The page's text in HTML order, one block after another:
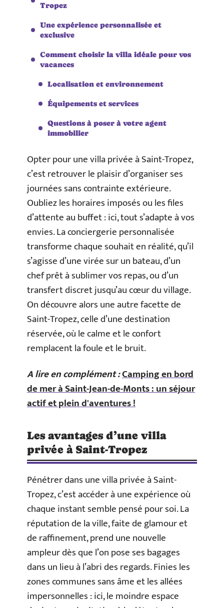
Tropez
Une expérience personnalisée et
exclusive
Comment choisir la villa idéale pour vos
vacances
Localisation et environnement
Équipements et services
Questions à poser à votre agent
immobilier
Opter pour une villa privée à Saint-Tropez,
c’est retrouver le plaisir d’organiser ses
journées sans contrainte extérieure.
Oubliez les horaires imposés ou les files
d’attente au buffet : ici, tout s’adapte à vos
envies. La conciergerie personnalisée
transforme chaque souhait en réalité, qu’il
s’agisse d’une virée sur un bateau, d’un
chef prêt à sublimer vos repas, ou d’un
transfert discret jusqu’au cœur du village.
On découvre alors une autre facette de
Saint-Tropez, celle d’une destination
réservée, où le calme et le confort
remplacent la foule et le bruit.
A lire en complément :Camping en bord
de mer à Saint-Jean-de-Monts : un séjour
actif et plein d'aventures !
Les avantages d’une villa
privée à Saint-Tropez
Pénétrer dans une villa privée à Saint-
Tropez, c’est accéder à une expérience où
chaque instant semble pensé pour soi. La
réputation de la ville, faite de glamour et
de raffinement, prend une nouvelle
ampleur dès que l’on pose ses bagages
dans un lieu à l’abri des regards. Finies les
zones communes sans âme et les allées
impersonnelles : ici, le moindre espace